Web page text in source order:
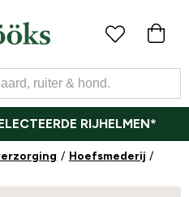
RIJHELMEN*
Hoefsmederij